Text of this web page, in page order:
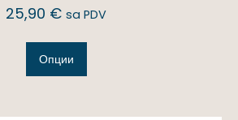
25,90 € sa PDV
Опции